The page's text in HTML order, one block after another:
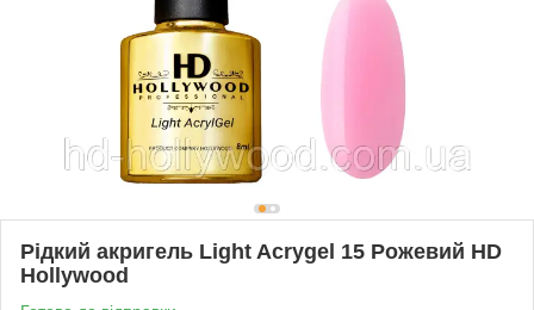
Рідкий акригель Light Acrygel 15 Рожевий HD
Hollywood